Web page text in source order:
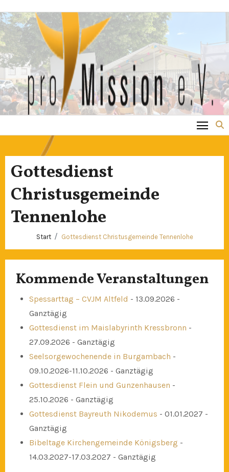
Inhalt
springen
Gottesdienst
Christusgemeinde
Tennenlohe
Start Gottesdienst Christusgemeinde Tennenlohe
Kommende Veranstaltungen
Spessarttag – CVJM Altfeld - 13.09.2026 -
Ganztägig
Gottesdienst im Maislabyrinth Kressbronn -
27.09.2026 - Ganztägig
Seelsorgewochenende in Burgambach -
09.10.2026-11.10.2026 - Ganztägig
Gottesdienst Flein und Gunzenhausen -
25.10.2026 - Ganztägig
Gottesdienst Bayreuth Nikodemus - 01.01.2027 -
Ganztägig
Bibeltage Kirchengemeinde Königsberg -
14.03.2027-17.03.2027 - Ganztägig